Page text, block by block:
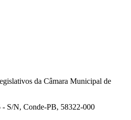
da Câmara Municipal de
S/N, Conde-PB, 58322-000